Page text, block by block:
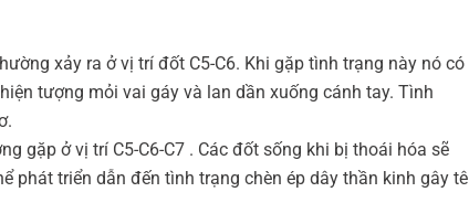
xảy ra ở vị trí đốt C5-C6. Khi gặp tình trạng này nó có
tượng mỏi vai gáy và lan dần xuống cánh tay. Tình
gặp ở vị trí C5-C6-C7 . Các đốt sống khi bị thoái hóa sẽ
triển dẫn đến tình trạng chèn ép dây thần kinh gây tê